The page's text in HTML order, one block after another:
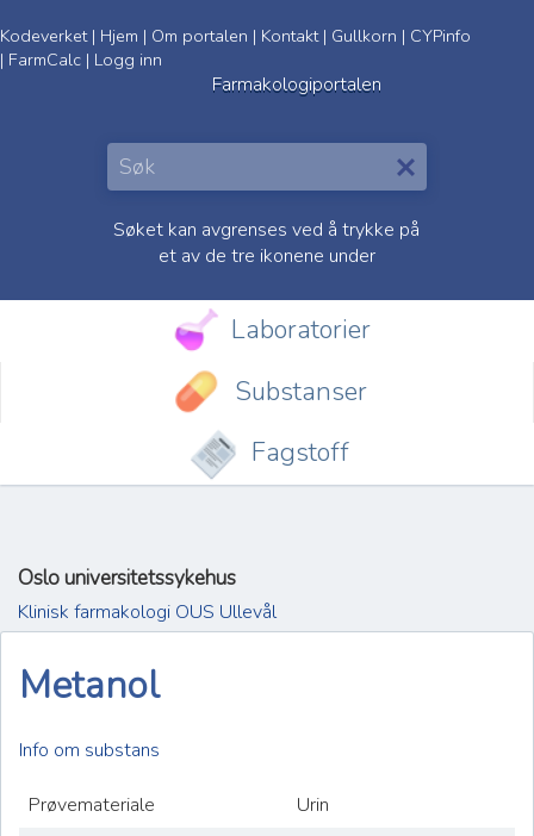
Kodeverket | Hjem | Om portalen | Kontakt | Gullkorn | CYPinfo
| FarmCalc | Logg inn
Farmakologiportalen
Søket kan avgrenses ved å trykke på
et av de tre ikonene under
Laboratorier
Substanser
Fagstoff
Oslo universitetssykehus
Klinisk farmakologi OUS Ullevål
Metanol
Info om substans
Prøvemateriale
Urin